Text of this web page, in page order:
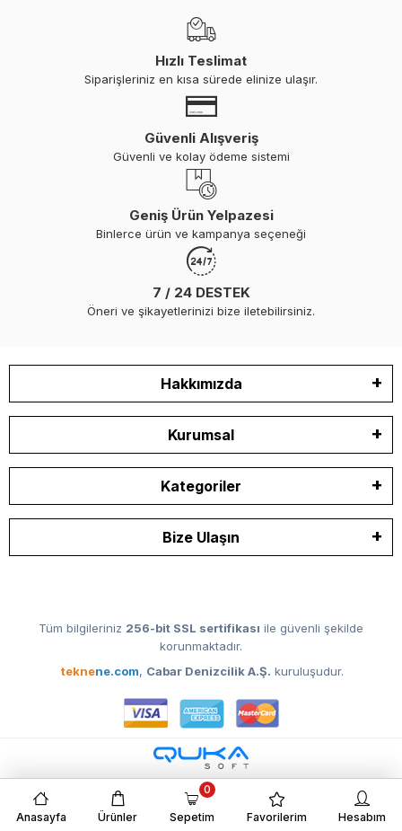
Hızlı Teslimat
Siparişleriniz en kısa sürede elinize ulaşır.
Güvenli Alışveriş
Güvenli ve kolay ödeme sistemi
Geniş Ürün Yelpazesi
Binlerce ürün ve kampanya seçeneği
7 / 24 DESTEK
Öneri ve şikayetlerinizi bize iletebilirsiniz.
Hakkımızda
Kurumsal
Kategoriler
Bize Ulaşın
Tüm bilgileriniz 256-bit SSL sertifikası ile güvenli şekilde
korunmaktadır.
teknene.com, Cabar Denizcilik A.Ş. kuruluşudur.
Anasayfa Ürünler Sepetim
0
Favorilerim Hesabım